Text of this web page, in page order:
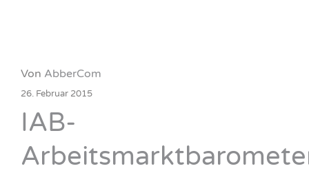
Von AbberCom
26. Februar 2015
IAB-